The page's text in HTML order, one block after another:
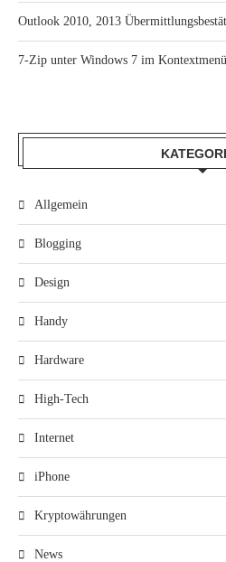
Outlook 2010, 2013
7-Zip unter Windows 7 im Kontextmenü
Allgemein
Blogging
Design
Handy
Hardware
High-Tech
Internet
iPhone
Kryptowährungen
News